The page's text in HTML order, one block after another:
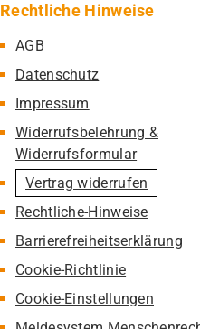
Rechtliche Hinweise
AGB
Datenschutz
Impressum
Widerrufsbelehrung &
Widerrufsformular
Vertrag widerrufen
Rechtliche-Hinweise
Barrierefreiheitserklärung
Cookie-Richtlinie
Cookie-Einstellungen